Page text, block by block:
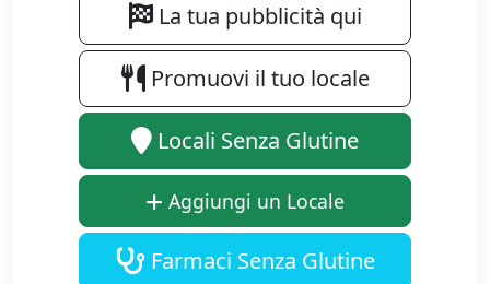
La tua pubblicità qui
Promuovi il tuo locale
Locali Senza Glutine
Aggiungi un Locale
Farmaci Senza Glutine